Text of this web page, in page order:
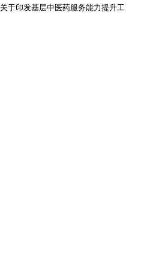
关于印发基层中医药服务能力提升工